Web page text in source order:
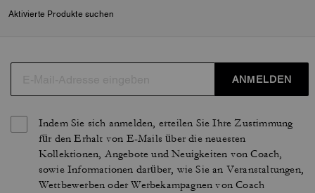
Aktivierte Produkte suchen
ANMELDEN
Indem Sie sich anmelden, erteilen Sie Ihre Zustimmung
für den Erhalt von E-Mails über die neuesten
Kollektionen, Angebote und Neuigkeiten von Coach,
sowie Informationen darüber, wie Sie an Veranstaltungen,
Wettbewerben oder Werbekampagnen von Coach